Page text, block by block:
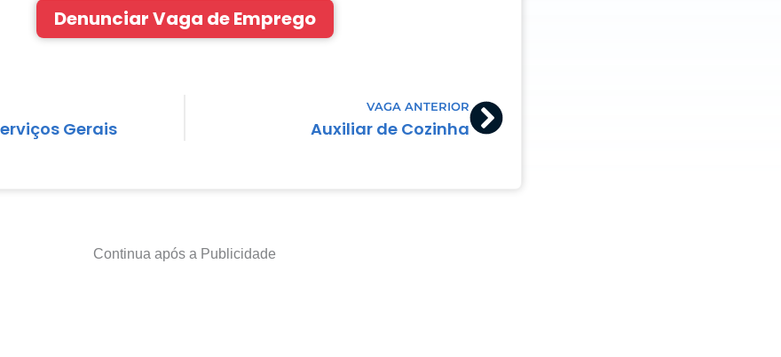
Denunciar Vaga de Emprego
Gerais
VAGA ANTERIOR
Auxiliar de Cozinha
Next
Continua após a Publicidade